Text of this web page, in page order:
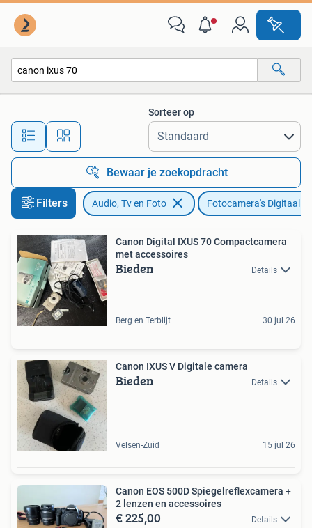
Alle afstanden…
Sorteer op
Bewaar je zoekopdracht
Filters Audio, Tv en Foto Fotocamera's Digitaal
Canon Digital IXUS 70 Compactcamera
met accessoires
Bieden Details
Berg en Terblijt 30 jul 26
Canon IXUS V Digitale camera
Bieden Details
Velsen-Zuid 15 jul 26
Canon EOS 500D Spiegelreflexcamera +
2 lenzen en accessoires
€ 225,00 Details